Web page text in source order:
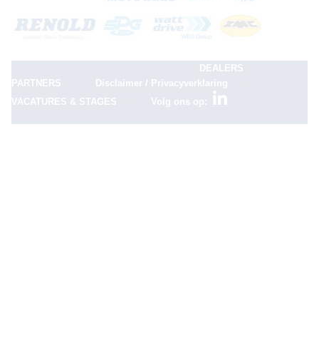
DEALERS
PARTNERS Disclaimer / Privacyverklaring
VACATURES & STAGES Volg ons op: